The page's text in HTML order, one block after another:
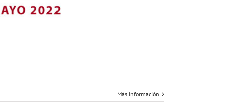
Más información